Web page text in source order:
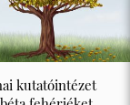
kutatóintézet